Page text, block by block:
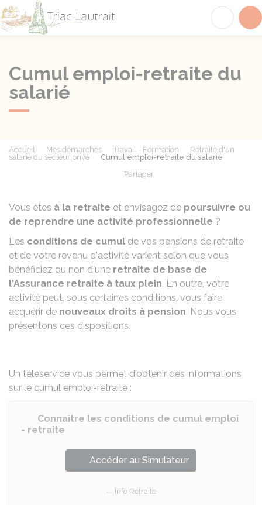
Cumul emploi-retraite du
salarié
Accueil Mes démarches Travail - Formation
Retraite d'un
salarié du secteur privé
Cumul emploi-retraite du salarié
Partager
Vous êtes à la retraite et envisagez de poursuivre ou
de reprendre une activité professionnelle ?
Les conditions de cumul de vos pensions de retraite
et de votre revenu d'activité varient selon que vous
bénéficiez ou non d'une retraite de base de
l'Assurance retraite à taux plein. En outre, votre
activité peut, sous certaines conditions, vous faire
acquérir de nouveaux droits à pension. Nous vous
présentons ces dispositions.
Un téléservice vous permet d'obtenir des informations
sur le cumul emploi-retraite :
Connaître les conditions de cumul emploi
- retraite
Accéder au Simulateur
Info Retraite